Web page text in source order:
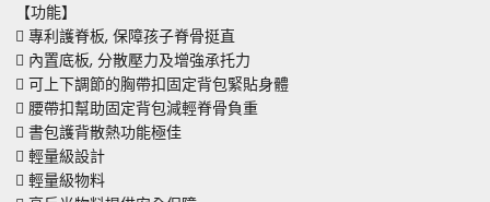
【功能】
 專利護脊板, 保障孩子脊骨挺直
 內置底板, 分散壓力及增強承托力
 可上下調節的胸帶扣固定背包緊貼身體
 腰帶扣幫助固定背包減輕脊骨負重
 書包護背散熱功能極佳
 輕量級設計
 輕量級物料